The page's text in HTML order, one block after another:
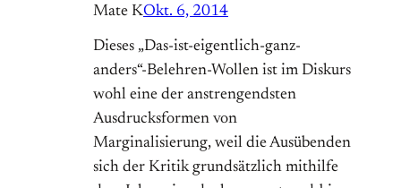
Mate KOkt. 6, 2014
Dieses „Das-ist-eigentlich-ganz-
anders“-Belehren-Wollen ist im Diskurs
wohl eine der anstrengendsten
Ausdrucksformen von
Marginalisierung, weil die Ausübenden
sich der Kritik grundsätzlich mithilfe